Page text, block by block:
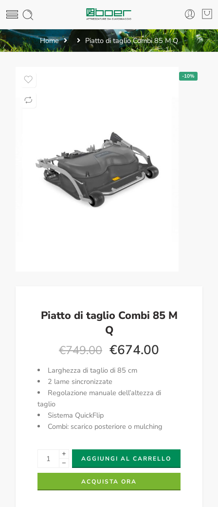
Home Piatto di taglio Combi 85 M Q
-10%
Piatto di taglio Combi 85 M
Q
€749.00 €674.00
Larghezza di taglio di 85 cm
2 lame sincronizzate
Regolazione manuale dell’altezza di
taglio
Sistema QuickFlip
Combi: scarico posteriore o mulching
+
−
AGGIUNGI AL CARRELLO
ACQUISTA ORA